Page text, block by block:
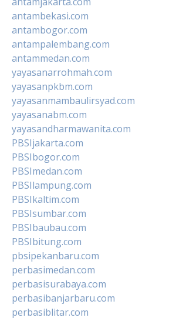
antambekasi.com
antambogor.com
antampalembang.com
antammedan.com
yayasanarrohmah.com
yayasanpkbm.com
yayasanmambaulirsyad.com
yayasanabm.com
yayasandharmawanita.com
PBSIjakarta.com
PBSIbogor.com
PBSImedan.com
PBSIlampung.com
PBSIkaltim.com
PBSIsumbar.com
PBSIbaubau.com
PBSIbitung.com
pbsipekanbaru.com
perbasimedan.com
perbasisurabaya.com
perbasibanjarbaru.com
perbasiblitar.com